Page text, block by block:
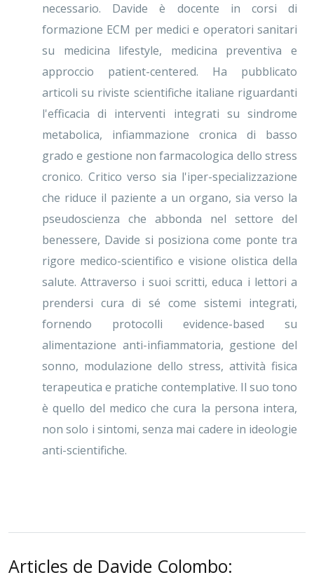
necessario. Davide è docente in corsi di
formazione ECM per medici e operatori sanitari
su medicina lifestyle, medicina preventiva e
approccio patient-centered. Ha pubblicato
articoli su riviste scientifiche italiane riguardanti
l'efficacia di interventi integrati su sindrome
metabolica, infiammazione cronica di basso
grado e gestione non farmacologica dello stress
cronico. Critico verso sia l'iper-specializzazione
che riduce il paziente a un organo, sia verso la
pseudoscienza che abbonda nel settore del
benessere, Davide si posiziona come ponte tra
rigore medico-scientifico e visione olistica della
salute. Attraverso i suoi scritti, educa i lettori a
prendersi cura di sé come sistemi integrati,
fornendo protocolli evidence-based su
alimentazione anti-infiammatoria, gestione del
sonno, modulazione dello stress, attività fisica
terapeutica e pratiche contemplative. Il suo tono
è quello del medico che cura la persona intera,
non solo i sintomi, senza mai cadere in ideologie
anti-scientifiche.
Articles de Davide Colombo: